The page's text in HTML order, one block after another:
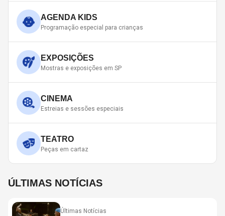
AGENDA KIDS
Programação especial para crianças
EXPOSIÇÕES
Mostras e exposições em SP
CINEMA
Estreias e sessões especiais
TEATRO
Peças em cartaz
ÚLTIMAS NOTÍCIAS
Últimas Notícias